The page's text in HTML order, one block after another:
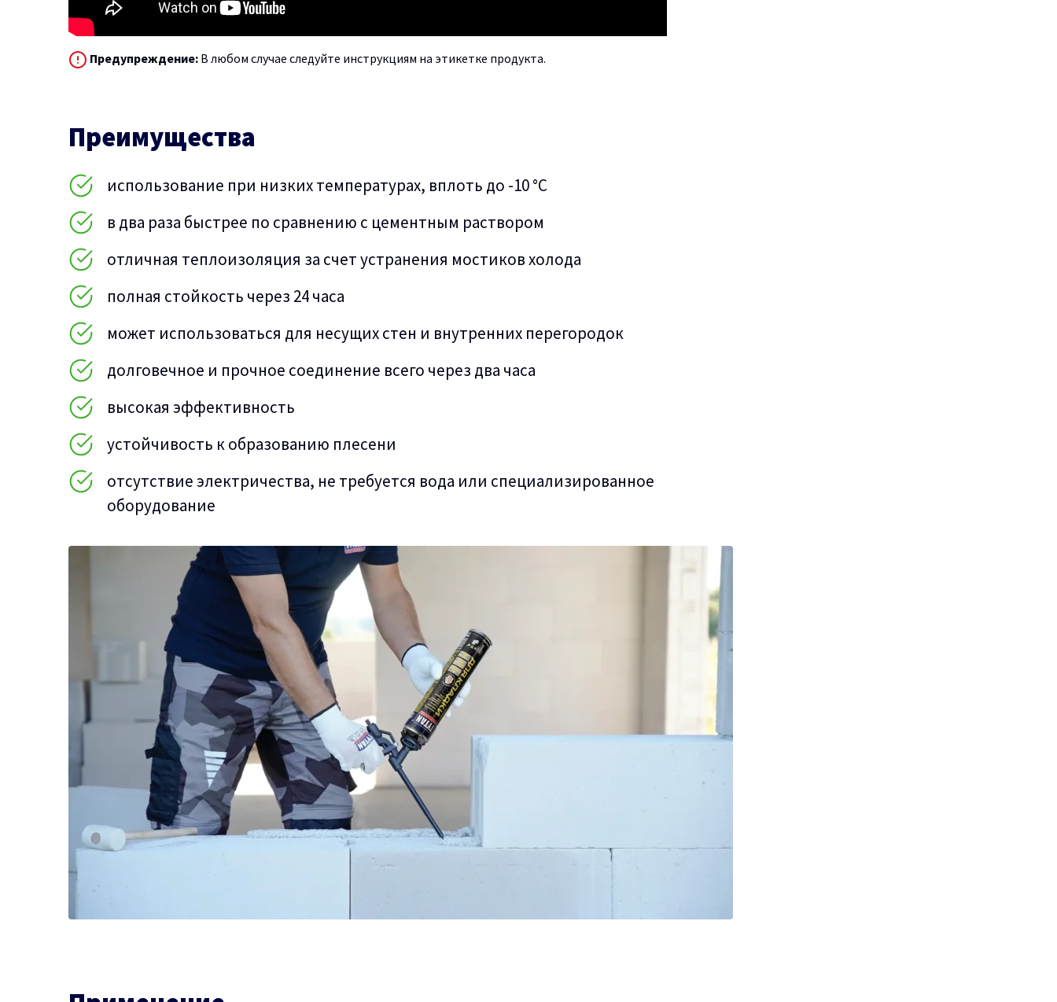
Предупреждение: В любом случае следуйте инструкциям на этикетке продукта.
Преимущества
использование при низких температурах, вплоть до -10 °C
в два раза быстрее по сравнению с цементным раствором
отличная теплоизоляция за счет устранения мостиков холода
полная стойкость через 24 часа
может использоваться для несущих стен и внутренних перегородок
долговечное и прочное соединение всего через два часа
высокая эффективность
устойчивость к образованию плесени
отсутствие электричества, не требуется вода или специализированное
оборудование